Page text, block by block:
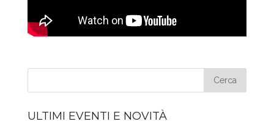
ULTIMI EVENTI E NOVITÀ